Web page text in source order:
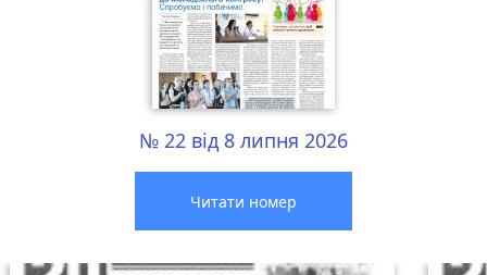
№ 22 від 8 липня 2026
Читати номер